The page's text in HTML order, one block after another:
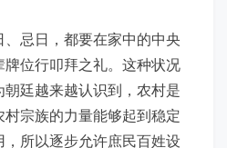
忌日，都要在家中的中央
位行叩拜之礼。这种状况
廷越来越认识到，农村是
宗族的力量能够起到稳定
所以逐步允许庶民百姓设